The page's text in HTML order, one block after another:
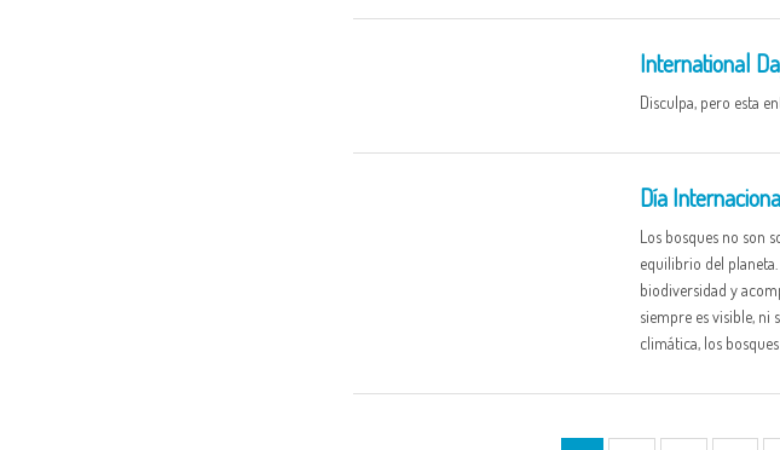
International
Disculpa, pero esta
Día
Los bosques no son
equilibrio del
biodiversidad y
siempre es visible, ni
climática, los